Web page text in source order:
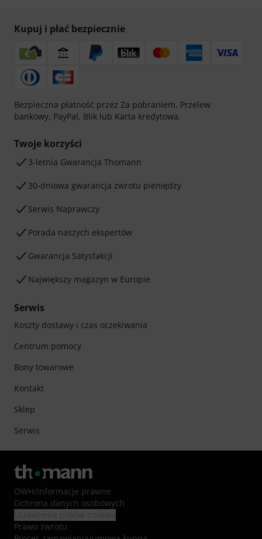
Kupuj i płać bezpiecznie
Bezpieczna płatność przez Za pobraniem, Przelew
bankowy, PayPal, Blik lub Karta kredytowa.
Twoje korzyści
3-letnia Gwarancja Thomann
30-dniowa gwarancja zwrotu pieniędzy
Serwis Naprawczy
Porada naszych ekspertów
Gwarancja Satysfakcji
Największy magazyn w Europie
Serwis
Koszty dostawy i czas oczekiwania
Centrum pomocy
Bony towarowe
Kontakt
Sklep
Serwis
OWH/Informacje prawne
Ochrona danych osobowych
Prawo zwrotu